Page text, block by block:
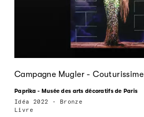
Campagne Mugler - Couturissime
Paprika - Musée des arts décoratifs de Paris
Idéa 2022 - Bronze
Livre